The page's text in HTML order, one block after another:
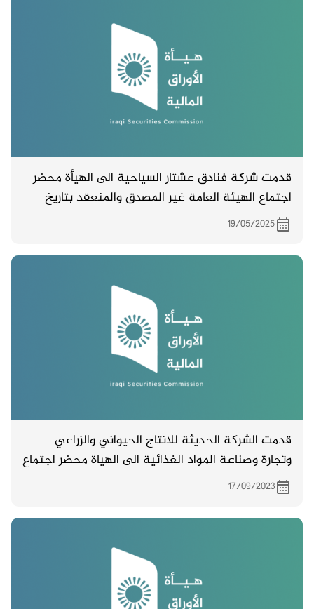
قدمت شركة فنادق عشتار السياحية الى الهيأة محضر
اجتماع الهيئة العامة غير المصدق والمنعقد بتاريخ
16/4/ 2025
19/05/2025
قدمت الشركة الحديثة للانتاج الحيواني والزراعي
وتجارة وصناعة المواد الغذائية الى الهياة محضر اجتماع
الهيئة العامة غير المصدق والمنعقد بتاريخ 5/9/ 2023
17/09/2023